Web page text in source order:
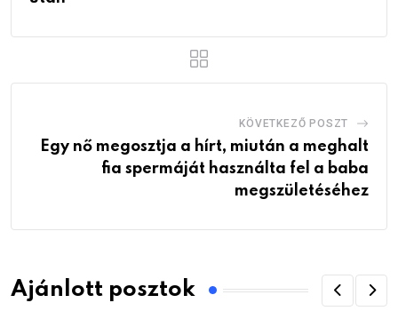
KÖVETKEZŐ POSZT
Egy nő megosztja a hírt, miután a meghalt
fia spermáját használta fel a baba
megszületéséhez
Ajánlott posztok